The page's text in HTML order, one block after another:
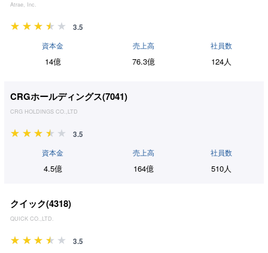
Atrae, Inc.
3.5
資本金
14億
売上高
76.3億
社員数
124人
CRGホールディングス(7041)
CRG HOLDINGS CO.,LTD
3.5
資本金
4.5億
売上高
164億
社員数
510人
クイック(4318)
QUICK CO.,LTD.
3.5